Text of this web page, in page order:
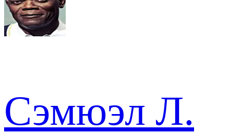
Сэмюэл Л.